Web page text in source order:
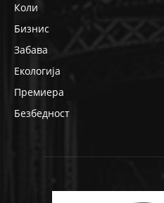
Коли
Бизнис
Забава
Екологија
Премиера
Безбедност